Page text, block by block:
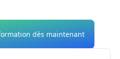
dès maintenant